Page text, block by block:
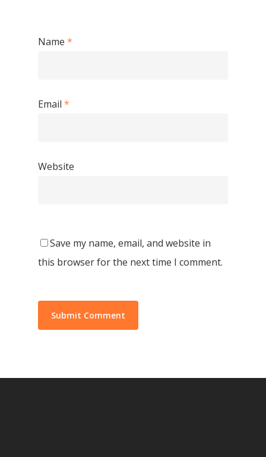
Name *
Email *
Website
Save my name, email, and website in
this browser for the next time I comment.